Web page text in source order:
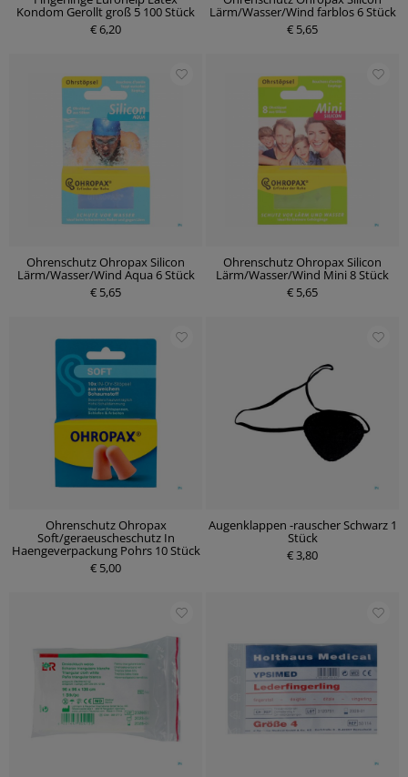
Kondom Gerollt groß 5 100 Stück
€ 6,20
Lärm/Wasser/Wind farblos 6 Stück
€ 5,65
Ohrenschutz Ohropax Silicon
Lärm/Wasser/Wind Aqua 6 Stück
€ 5,65
Ohrenschutz Ohropax Silicon
Lärm/Wasser/Wind Mini 8 Stück
€ 5,65
Ohrenschutz Ohropax
Soft/geraeuscheschutz In
Haengeverpackung Pohrs 10 Stück
€ 5,00
Augenklappen -rauscher Schwarz 1
Stück
€ 3,80